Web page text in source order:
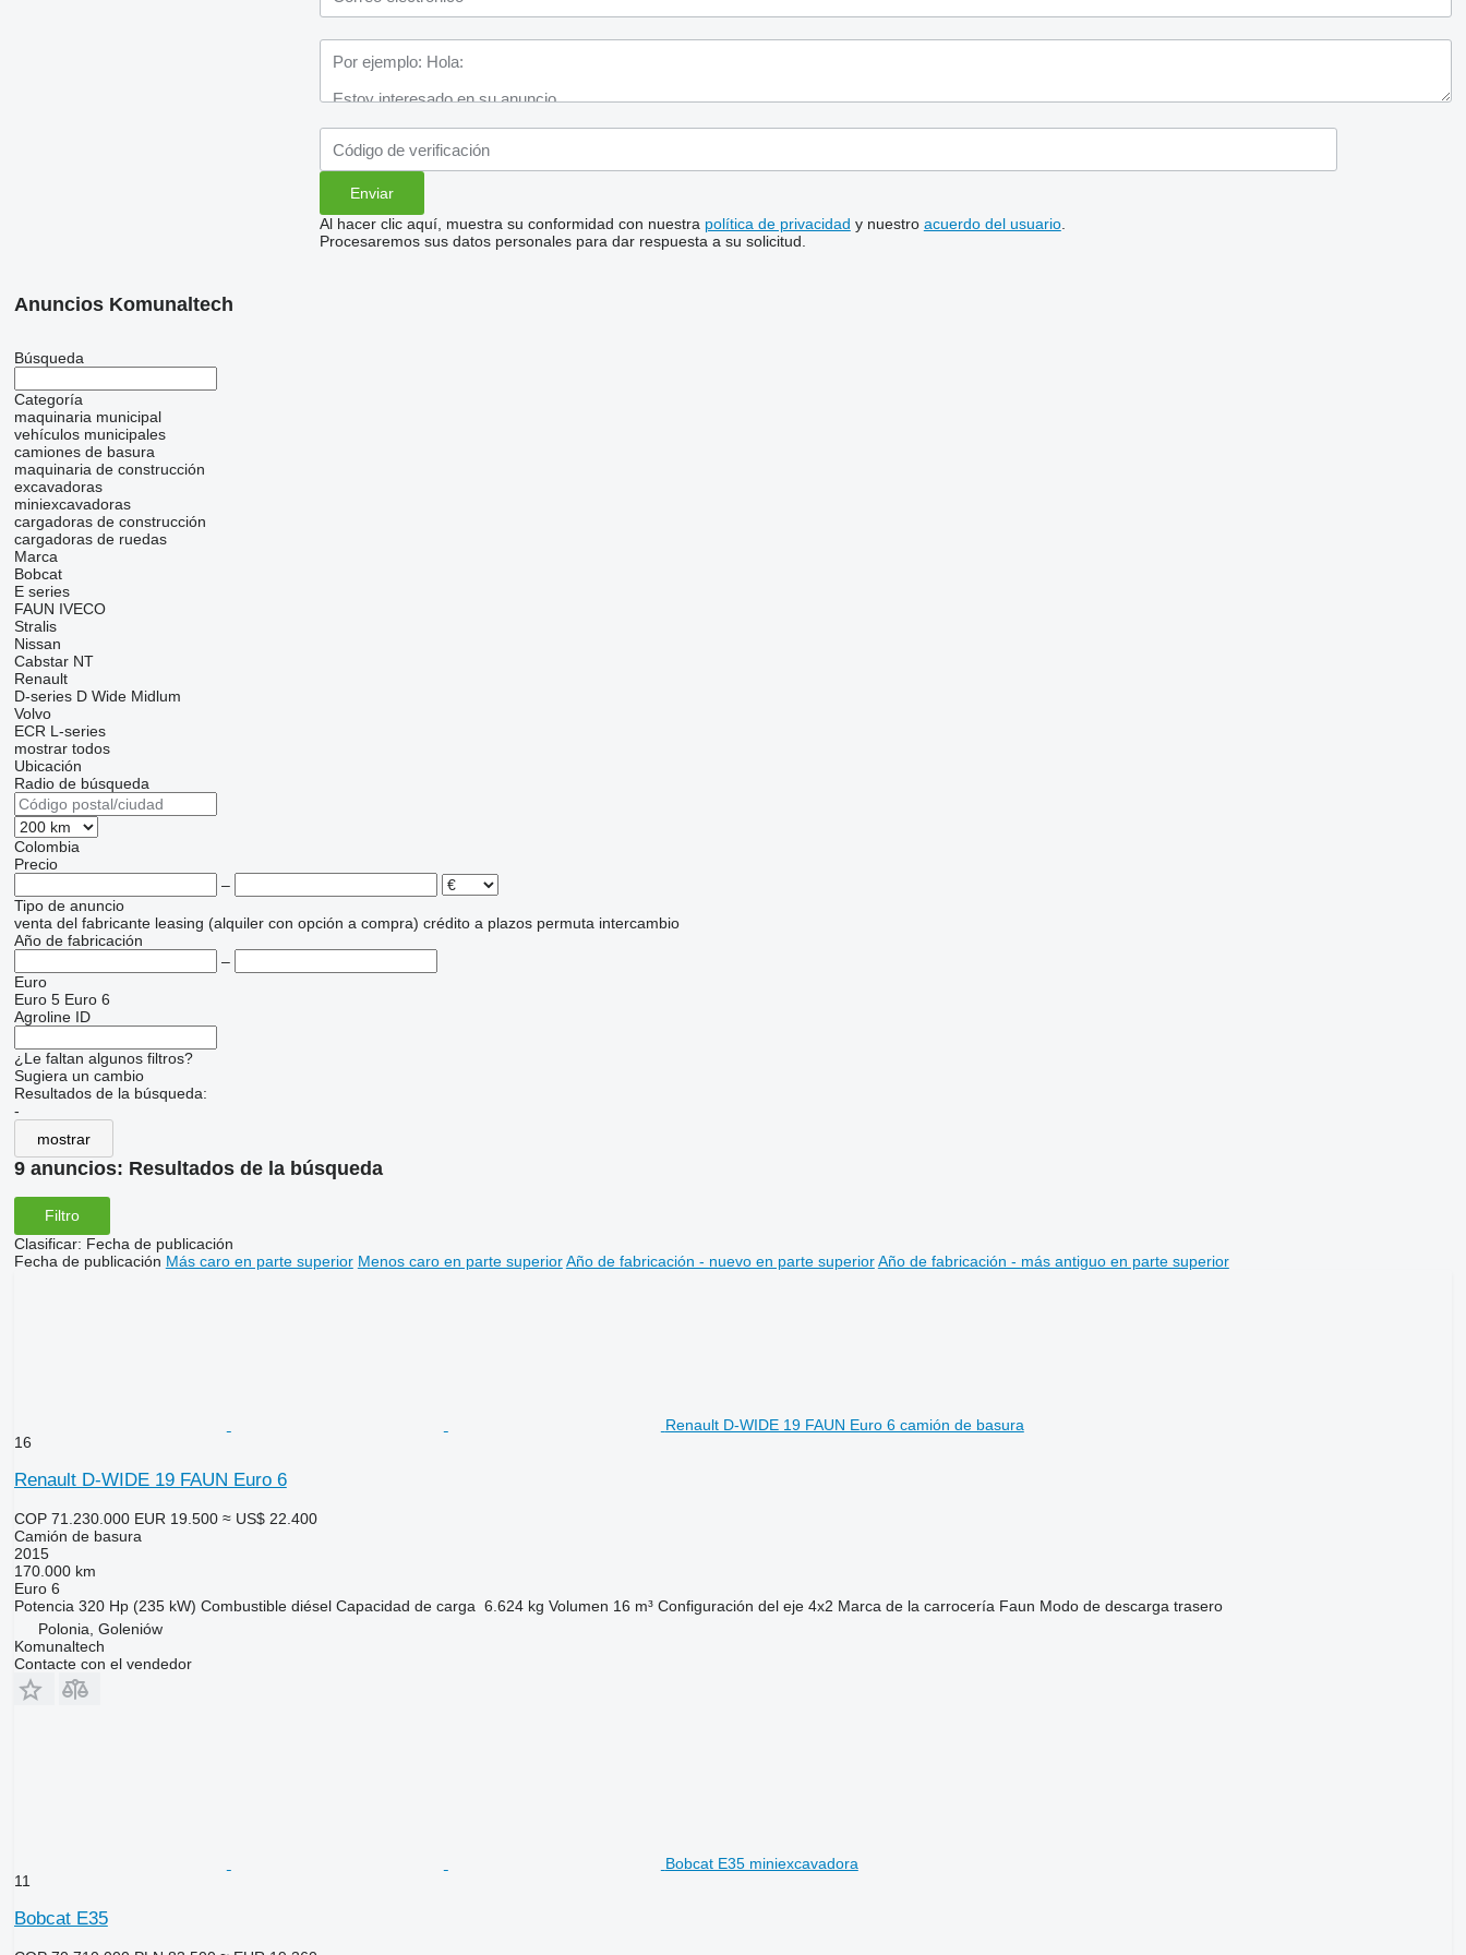
Al hacer clic aquí, muestra su conformidad con nuestra política de privacidad y nuestro acuerdo del usuario.
Procesaremos sus datos personales para dar respuesta a su solicitud.
Anuncios Komunaltech
Búsqueda
Categoría
maquinaria municipal
vehículos municipales
camiones de basura
maquinaria de construcción
excavadoras
miniexcavadoras
cargadoras de construcción
cargadoras de ruedas
Marca
Bobcat
E series
FAUN IVECO
Stralis
Nissan
Cabstar NT
Renault
D-series D Wide Midlum
Volvo
ECR L-series
mostrar todos
Ubicación
Radio de búsqueda
Colombia
Precio
–
Tipo de anuncio
venta del fabricante leasing (alquiler con opción a compra) crédito a plazos permuta intercambio
Año de fabricación
–
Euro
Euro 5 Euro 6
Agroline ID
¿Le faltan algunos filtros?
Sugiera un cambio
Resultados de la búsqueda:
-
mostrar
9 anuncios: Resultados de la búsqueda
Filtro
Clasificar: Fecha de publicación
Fecha de publicación Más caro en parte superior Menos caro en parte superior Año de fabricación - nuevo en parte superior Año de fabricación - más antiguo en parte superior
Renault D-WIDE 19 FAUN Euro 6 camión de basura
16
Renault D-WIDE 19 FAUN Euro 6
COP 71.230.000 EUR 19.500 ≈ US$ 22.400
Camión de basura
2015
170.000 km
Euro 6
Potencia 320 Hp (235 kW) Combustible diésel Capacidad de carga 6.624 kg Volumen 16 m³ Configuración del eje 4x2 Marca de la carrocería Faun Modo de descarga trasero
Polonia, Goleniów
Komunaltech
Contacte con el vendedor
Bobcat E35 miniexcavadora
11
Bobcat E35